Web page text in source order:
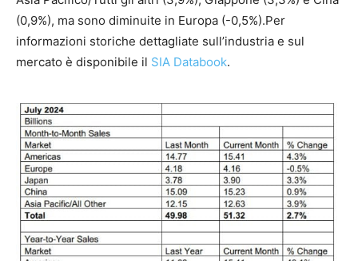
(0,9%), ma sono diminuite in Europa (-0,5%).Per
informazioni storiche dettagliate sull’industria e sul
mercato è disponibile il SIA Databook.